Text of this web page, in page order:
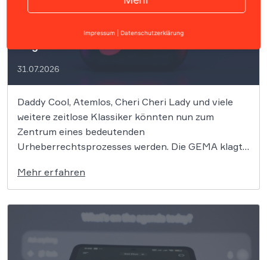
GEMA gegen Suno: LG München I fällt
31.07.2026
Daddy Cool, Atemlos, Cheri Cheri Lady und viele
weitere zeitlose Klassiker könnten nun zum
Zentrum eines bedeutenden
Urheberrechtsprozesses werden. Die GEMA klagt
Rechte ihrer Mitglieder verteidigen. Dem
Unternehmen hinter der populären KI-Musik-App
werden massive Urheberrechtsverletzungen
vorgeworfen. Die entscheidende Frage lautet:
Mehr erfahren
Impressum Datenschutzerklärung